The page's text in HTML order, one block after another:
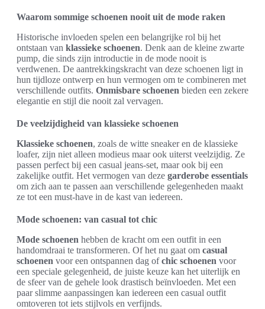
Waarom sommige schoenen nooit uit de mode raken
Historische invloeden spelen een belangrijke rol bij het
ontstaan van klassieke schoenen. Denk aan de kleine zwarte
pump, die sinds zijn introductie in de mode nooit is
verdwenen. De aantrekkingskracht van deze schoenen ligt in
hun tijdloze ontwerp en hun vermogen om te combineren met
verschillende outfits. Onmisbare schoenen bieden een zekere
elegantie en stijl die nooit zal vervagen.
De veelzijdigheid van klassieke schoenen
Klassieke schoenen, zoals de witte sneaker en de klassieke
loafer, zijn niet alleen modieus maar ook uiterst veelzijdig. Ze
passen perfect bij een casual jeans-set, maar ook bij een
zakelijke outfit. Het vermogen van deze garderobe essentials
om zich aan te passen aan verschillende gelegenheden maakt
ze tot een must-have in de kast van iedereen.
Mode schoenen: van casual tot chic
Mode schoenen hebben de kracht om een outfit in een
handomdraai te transformeren. Of het nu gaat om casual
schoenen voor een ontspannen dag ofchic schoenen voor
een speciale gelegenheid, de juiste keuze kan het uiterlijk en
de sfeer van de gehele look drastisch beïnvloeden. Met een
paar slimme aanpassingen kan iedereen een casual outfit
omtoveren tot iets stijlvols en verfijnds.